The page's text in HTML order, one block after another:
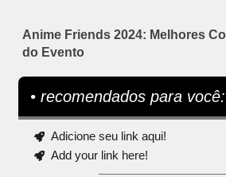
Anime Friends 2024: Melhores
do Evento
• recomendados para você:
Adicione seu link aqui!
Add your link here!